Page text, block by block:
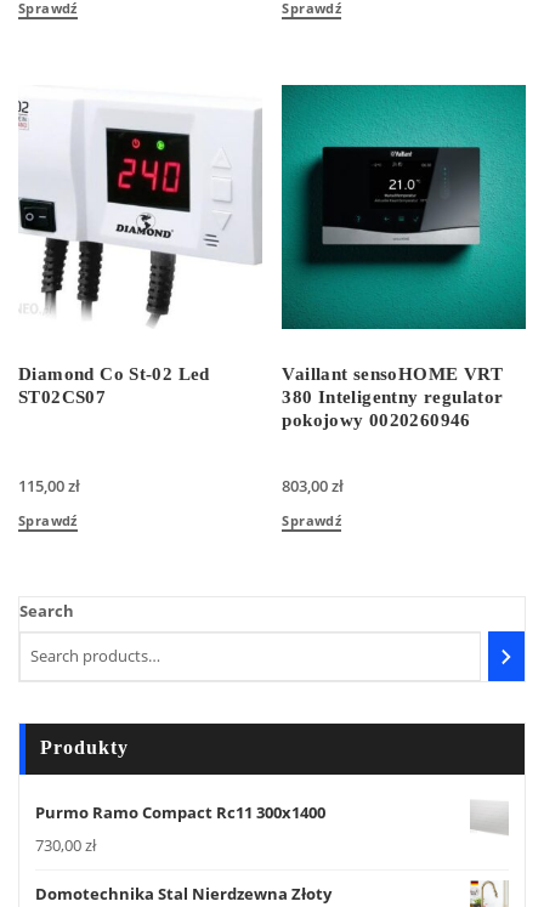
Sprawdź Sprawdź
Diamond Co St-02 Led
ST02CS07
115,00zł
Sprawdź
Vaillant sensoHOME VRT
380 Inteligentny regulator
pokojowy 0020260946
803,00zł
Sprawdź
Search
Produkty
Purmo Ramo Compact Rc11 300x1400
730,00zł
Domotechnika Stal Nierdzewna Złoty